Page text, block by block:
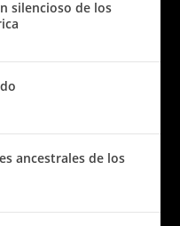
silencioso de los
ancestrales de los